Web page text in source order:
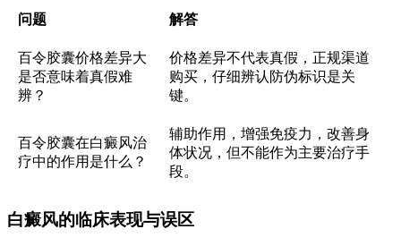
问题 解答
百令胶囊价格差异大
是否意味着真假难
辨？
价格差异不代表真假，正规渠道
购买，仔细辨认防伪标识是关
键。
百令胶囊在白癜风治
疗中的作用是什么？
辅助作用，增强免疫力，改善身
体状况，但不能作为主要治疗手
段。
白癜风的临床表现与误区